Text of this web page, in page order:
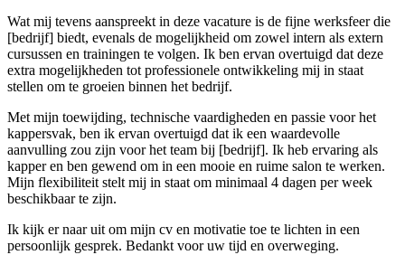
Wat mij tevens aanspreekt in deze vacature is de fijne werksfeer die
[bedrijf] biedt, evenals de mogelijkheid om zowel intern als extern
cursussen en trainingen te volgen. Ik ben ervan overtuigd dat deze
extra mogelijkheden tot professionele ontwikkeling mij in staat
stellen om te groeien binnen het bedrijf.
Met mijn toewijding, technische vaardigheden en passie voor het
kappersvak, ben ik ervan overtuigd dat ik een waardevolle
aanvulling zou zijn voor het team bij [bedrijf]. Ik heb ervaring als
kapper en ben gewend om in een mooie en ruime salon te werken.
Mijn flexibiliteit stelt mij in staat om minimaal 4 dagen per week
beschikbaar te zijn.
Ik kijk er naar uit om mijn cv en motivatie toe te lichten in een
persoonlijk gesprek. Bedankt voor uw tijd en overweging.